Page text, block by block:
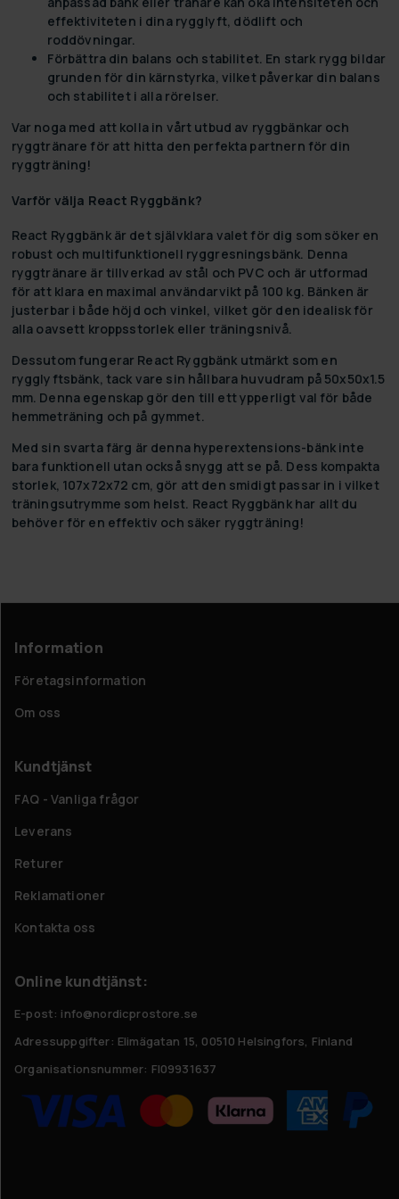
effektiviteten i dina rygglyft, dödlift och
roddövningar.
Förbättra din balans och stabilitet. En stark rygg bildar
grunden för din kärnstyrka, vilket påverkar din balans
och stabilitet i alla rörelser.
Var noga med att kolla in vårt utbud av ryggbänkar och
ryggtränare för att hitta den perfekta partnern för din
ryggträning!
Varför välja React Ryggbänk?
React Ryggbänk är det självklara valet för dig som söker en
robust och multifunktionell ryggresningsbänk. Denna
ryggtränare är tillverkad av stål och PVC och är utformad
för att klara en maximal användarvikt på 100 kg. Bänken är
justerbar i både höjd och vinkel, vilket gör den idealisk för
alla oavsett kroppsstorlek eller träningsnivå.
Dessutom fungerar React Ryggbänk utmärkt som en
rygglyftsbänk, tack vare sin hållbara huvudram på 50x50x1.5
mm. Denna egenskap gör den till ett ypperligt val för både
hemmeträning och på gymmet.
Med sin svarta färg är denna hyperextensions-bänk inte
bara funktionell utan också snygg att se på. Dess kompakta
storlek, 107x72x72 cm, gör att den smidigt passar in i vilket
träningsutrymme som helst. React Ryggbänk har allt du
behöver för en effektiv och säker ryggträning!
Information
Företagsinformation
Om oss
Kundtjänst
FAQ - Vanliga frågor
Leverans
Returer
Reklamationer
Kontakta oss
Online kundtjänst:
E-post: info@nordicprostore.se
Adressuppgifter: Elimägatan 15, 00510 Helsingfors, Finland
Organisationsnummer: FI09931637